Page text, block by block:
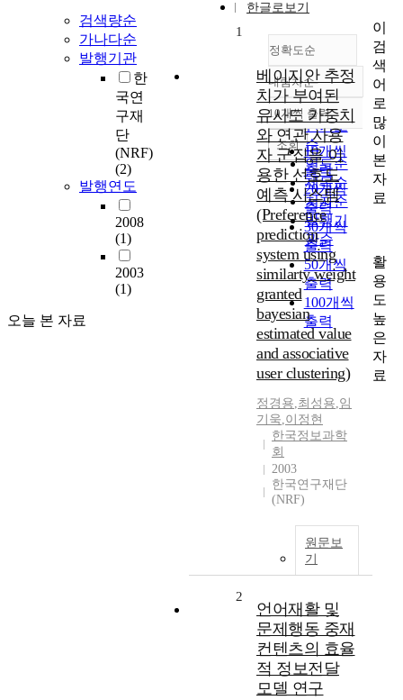
검색량순
가나다순
발행기관
한
국연
구재
단
(NRF)
(2)
발행연도
2008
(1)
2003
(1)
오늘 본 자료
한글로보기
정확도순
정확도
순
인기도
순
연도순
제목순
저자순
발행기
관순
내림차순
내림차순
10개씩 출력
10개씩
출력
20개씩
출력
30개씩
출력
50개씩
출력
100개씩
출력
조회
1
베이지안 추정
치가 부여된
유사도 가중치
와 연관 사용
자 군집을 이
용한 선호도
예측 시스템
(Preference
prediction
system using
similarty weight
granted
bayesian
estimated value
and associative
user clustering)
정경용,최성용,임
기욱,이정현
한국정보과학
회
2003
한국연구재단
(NRF)
원문보
기
2
언어재활 및
문제행동 중재
컨텐츠의 효율
적 정보전달
모델 연구
이
검
색
어
로
많
이
본
자
료
활
용
도
높
은
자
료